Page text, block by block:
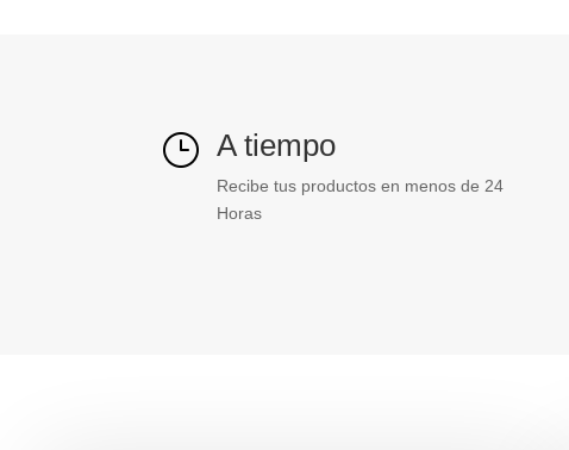
} A tiempo
Recibe tus productos en menos de 24
Horas